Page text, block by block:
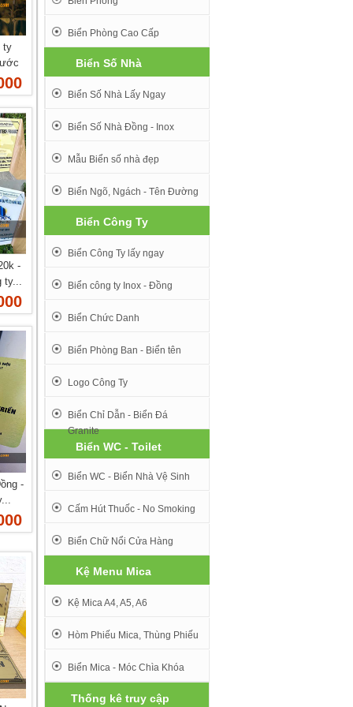
ty
-
ty...
-
Biển Phòng Cao Cấp
Biển Số Nhà
Biển Số Nhà Lấy Ngay
Biển Số Nhà Đồng - Inox
Mẫu Biển số nhà đẹp
Biển Ngõ, Ngách - Tên Đường
Biển Công Ty
Biển Công Ty lấy ngay
Biển công ty Inox - Đồng
Biển Chức Danh
Biển Phòng Ban - Biển tên
Logo Công Ty
Biển Chỉ Dẫn - Biển Đá
Granite
Biển WC - Toilet
Biển WC - Biển Nhà Vệ Sinh
Cấm Hút Thuốc - No Smoking
Biển Chữ Nổi Cửa Hàng
Kệ Menu Mica
Kệ Mica A4, A5, A6
Hòm Phiếu Mica, Thùng Phiếu
Biển Mica - Móc Chìa Khóa
Thống kê truy cập